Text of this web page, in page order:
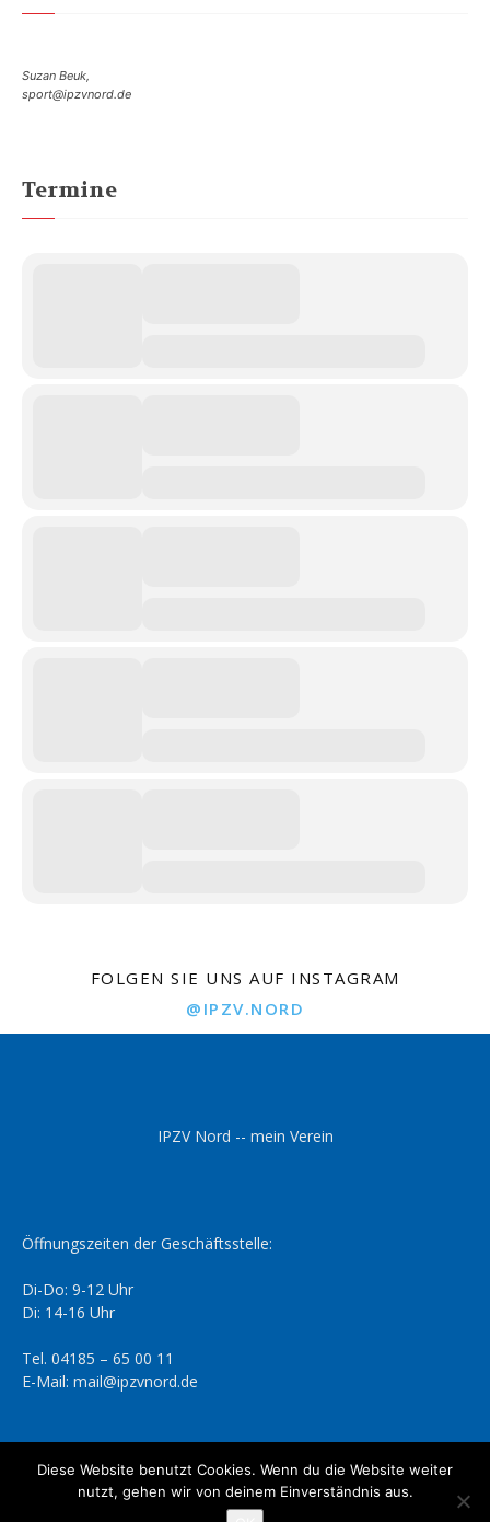
Suzan Beuk,
sport@ipzvnord.de
Termine
FOLGEN SIE UNS AUF INSTAGRAM
@IPZV.NORD
IPZV Nord -- mein Verein
Öffnungszeiten der Geschäftsstelle:
Di-Do: 9-12 Uhr
Di: 14-16 Uhr
Tel. 04185 – 65 00 11
E-Mail: mail@ipzvnord.de
Datenschutzerklärung Impressum
Diese Website benutzt Cookies. Wenn du die Website weiter
nutzt, gehen wir von deinem Einverständnis aus.